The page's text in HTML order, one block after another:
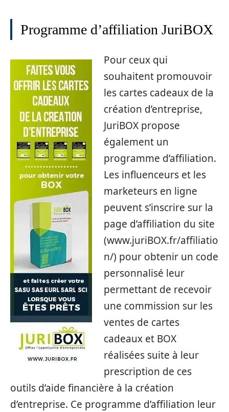
Programme d’affiliation JuriBOX
Pour ceux qui
souhaitent promouvoir
les cartes cadeaux de la
création d’entreprise,
JuriBOX propose
également un
programme d’affiliation.
Les influenceurs et les
marketeurs en ligne
peuvent s’inscrire sur la
page d’affiliation du site
(www.juriBOX.fr/affiliatio
n/) pour obtenir un code
personnalisé leur
permettant de recevoir
une commission sur les
ventes de cartes
cadeaux et BOX
réalisées suite à leur
prescription de ces
outils d’aide financière à la création
d’entreprise. Ce programme d’affiliation leur